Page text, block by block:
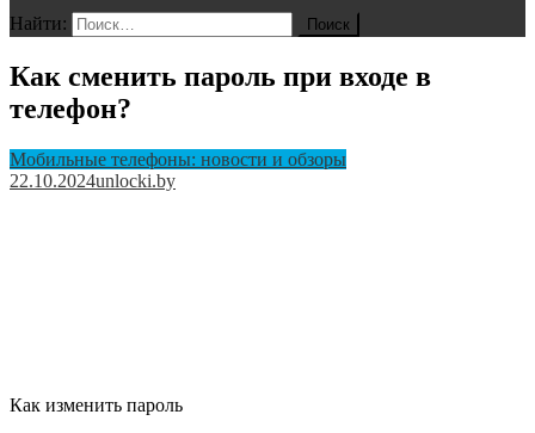
Найти:
Как сменить пароль при входе в
телефон?
Мобильные телефоны: новости и обзоры
22.10.2024unlocki.by
Как изменить пароль